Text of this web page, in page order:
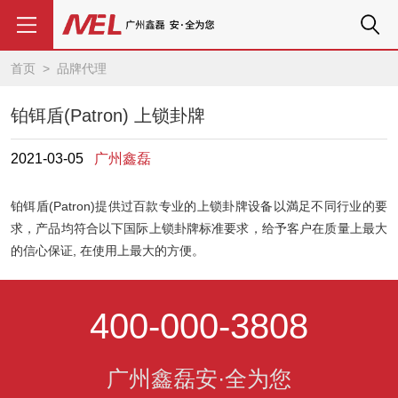
首页 > 品牌代理
铂铒盾(Patron) 上锁卦牌
2021-03-05 广州鑫磊
铂铒盾(Patron)提供过百款专业的上锁卦牌设备以満足不同行业的要
求，产品均符合以下国际上锁卦牌标准要求，给予客户在质量上最大
的信心保证, 在使用上最大的方便。
400-000-3808
广州鑫磊安·全为您